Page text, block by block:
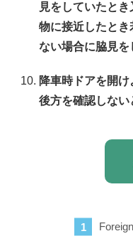
見をしていたと
物に接近したと
ない場合に脇見を
降車時ドアを開
後方を確認しない